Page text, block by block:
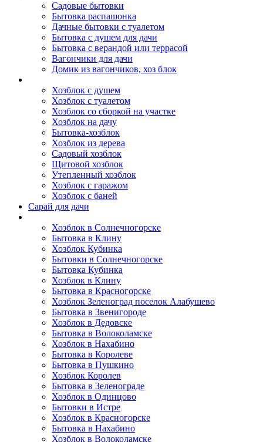
Садовые бытовки
Бытовка распашонка
Дачные бытовки с туалетом
Бытовка с душем для дачи
Бытовка с верандой или террасой
Вагончики для дачи
Домик из вагончиков, хоз блок
Хозблок с душем
Хозблок с туалетом
Хозблок со сборкой на участке
Хозблок на дачу
Бытовка-хозблок
Хозблок из дерева
Садовый хозблок
Щитовой хозблок
Утепленный хозблок
Хозблок с гаражом
Хозблок с баней
Сарай для дачи
Хозблок в Солнечногорске
Бытовка в Клину
Хозблок Кубинка
Бытовки в Солнечногорске
Бытовка Кубинка
Хозблок в Клину
Бытовка в Красногорске
Хозблок Зеленоград поселок Алабушево
Бытовка в Звенигороде
Хозблок в Дедовске
Бытовка в Волоколамске
Хозблок в Нахабино
Бытовка в Королеве
Бытовкa в Пушкино
Хозблок Королев
Бытовка в Зеленограде
Хозблок в Одинцово
Бытовки в Истре
Хозблок в Красногорске
Бытовка в Нахабино
Хозблок в Волоколамске